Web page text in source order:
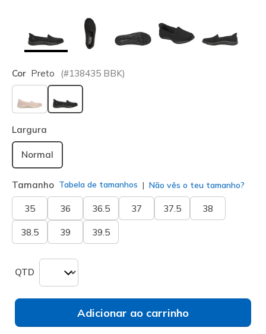
Cor Preto (#138435 BBK)
selecionado
Largura
Normal
Tamanho Tabela de tamanhos Não vês o teu tamanho?
35 36 36.5 37 37.5 38
38.5 39 39.5
QTD
Adicionar ao carrinho